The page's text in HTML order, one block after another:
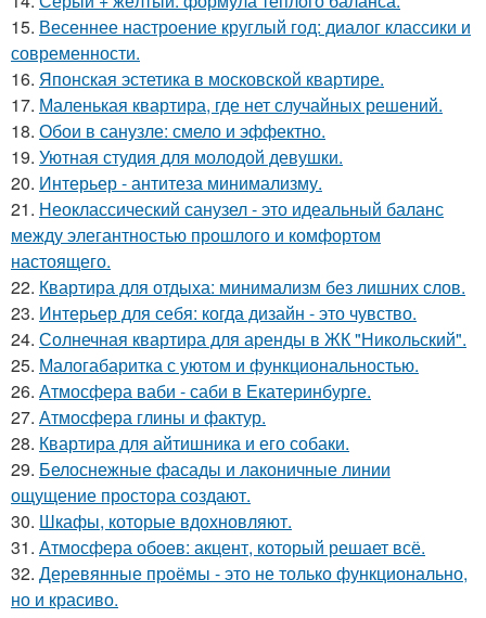
15. Весеннее настроение круглый год: диалог классики и
современности.
16. Японская эстетика в московской квартире.
17. Маленькая квартира, где нет случайных решений.
18. Обои в санузле: смело и эффектно.
19. Уютная студия для молодой девушки.
20. Интерьер - антитеза минимализму.
21. Неоклассический санузел - это идеальный баланс
между элегантностью прошлого и комфортом
настоящего.
22. Квартира для отдыха: минимализм без лишних слов.
23. Интерьер для себя: когда дизайн - это чувство.
24. Солнечная квартира для аренды в ЖК "Никольский".
25. Малогабаритка с уютом и функциональностью.
26. Атмосфера ваби - саби в Екатеринбурге.
27. Атмосфера глины и фактур.
28. Квартира для айтишника и его собаки.
29. Белоснежные фасады и лаконичные линии
ощущение простора создают.
30. Шкафы, которые вдохновляют.
31. Атмосфера обоев: акцент, который решает всё.
32. Деревянные проёмы - это не только функционально,
но и красиво.